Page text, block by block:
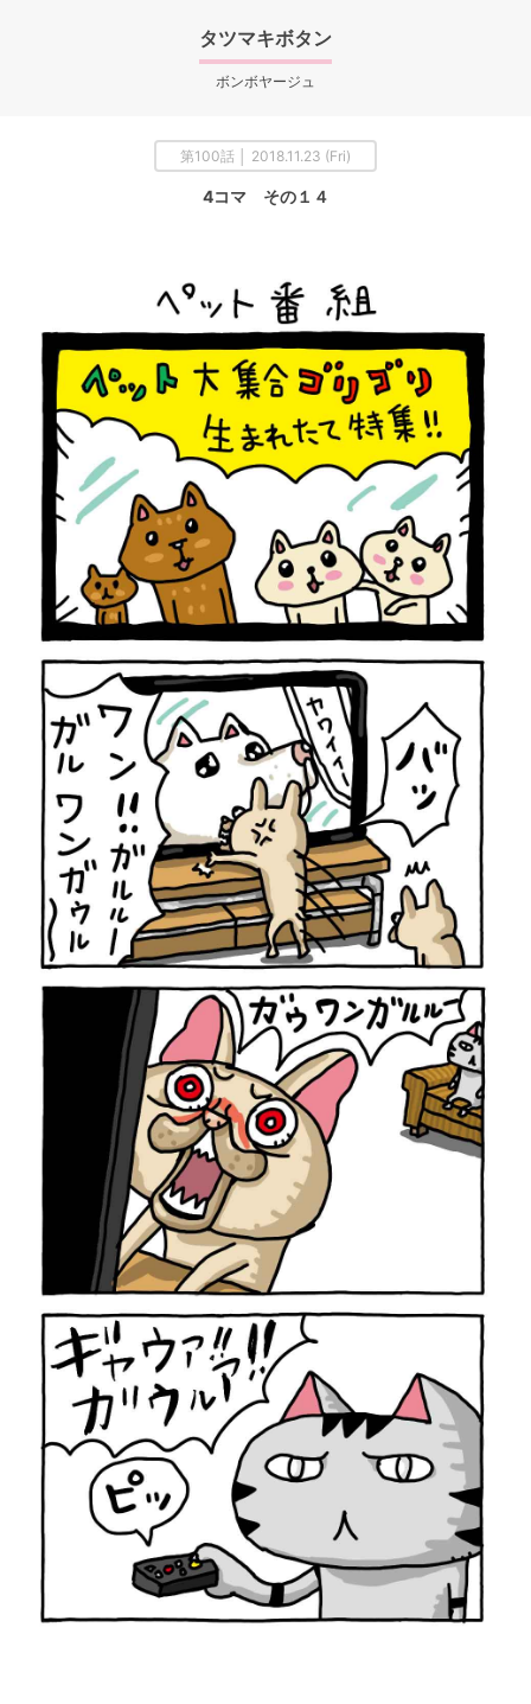
タツマキボタン
ボンボヤージュ
第100話 │ 2018.11.23 (Fri)
4コマ その１４